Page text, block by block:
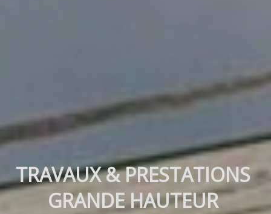
TRAVAUX & PRESTATIONS
GRANDE HAUTEUR